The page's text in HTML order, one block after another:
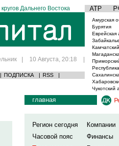
Дальнего Востока АТР
| 10 Августа, 20:18 |
| ПОДПИСКА | RSS |
Амурская
Бурятия
Еврейская
Чукотский
главная
Регион сегодня
Компании
Часовой пояс
Финансы